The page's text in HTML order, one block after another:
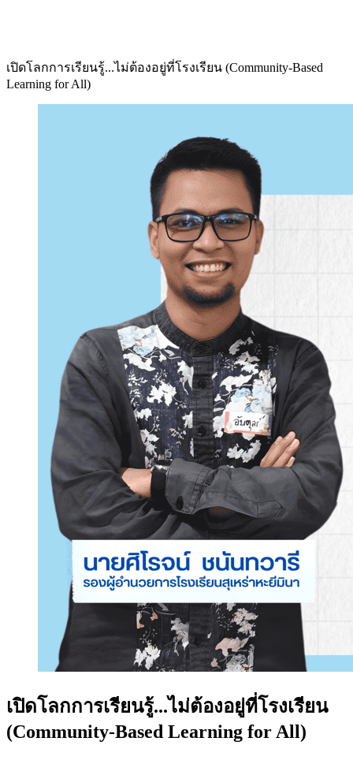
เปิดโลกการเรียนรู้...ไม่ต้องอยู่ที่โรงเรียน (Community-Based
Learning for All)
เปิดโลกการเรียนรู้...ไม่ต้องอยู่ที่โรงเรียน
(Community-Based Learning for All)